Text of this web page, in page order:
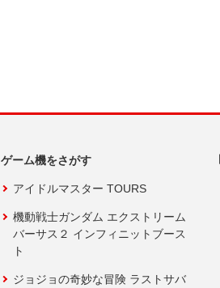
ゲーム機をさがす
アイドルマスター TOURS
機動戦士ガンダム エクストリーム
バーサス２ インフィニットブース
ト
ジョジョの奇妙な冒険 ラストサバ